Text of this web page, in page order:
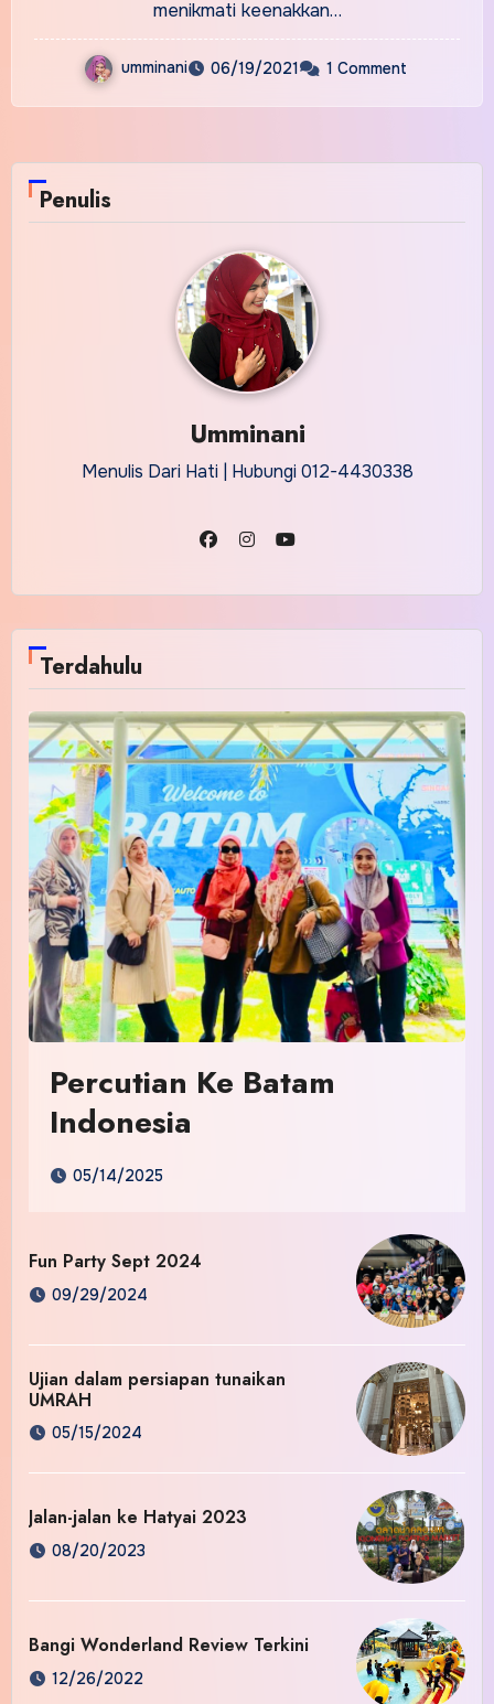
menikmati keenakkan…
umminani 06/19/2021 1 Comment
Penulis
Umminani
Menulis Dari Hati | Hubungi 012-4430338
Terdahulu
Percutian Ke Batam
Indonesia
05/14/2025
Fun Party Sept 2024
09/29/2024
Ujian dalam persiapan tunaikan
UMRAH
05/15/2024
Jalan-jalan ke Hatyai 2023
08/20/2023
Bangi Wonderland Review Terkini
12/26/2022